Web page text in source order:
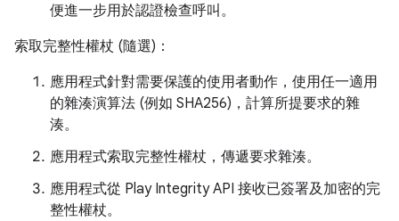
便進一步用於認證檢查呼叫。
索取完整性權杖 (隨選)：
應用程式針對需要保護的使用者動作，使用任一適用
的雜湊演算法 (例如 SHA256)，計算所提要求的雜
湊。
應用程式索取完整性權杖，傳遞要求雜湊。
應用程式從 Play Integrity API 接收已簽署及加密的完
整性權杖。